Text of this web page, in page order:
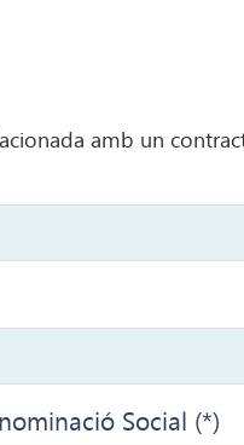
amb un
Social (*)